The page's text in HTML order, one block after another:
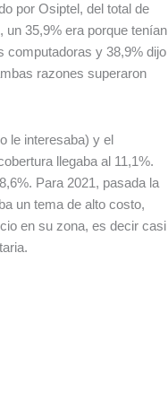
por Osiptel, del total de
un 35,9% era porque tenían
computadoras y 38,9% dijo
razones superaron
le interesaba) y el
llegaba al 11,1%.
Para 2021, pasada la
un tema de alto costo,
en su zona, es decir casi